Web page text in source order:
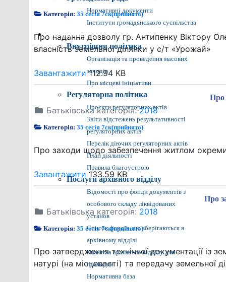
Нормативні документи
Інститути громадянського суспільства
Громадянам
Внутрішня політика
Організація та проведення масових
заходів
Про місцеві ініціативи
Регуляторна політика
Проєкти регуляторних актів
Звіти відстежень результативності
регуляторних актів
Перелік діючих регуляторних актів
План діяльності
Правила благоустрою
Послуги архівного відділу
Відомості про фонди документів з
особового складу ліквідованих
установ
Список фондів, що зберігаються в
архівному відділі
Пам'ятка архівного відділу для
громадян
Нормативна база
Категорія:35 сесія 7ск(прийнято)
Про надання дозволу гр. Антипенку Віктору
власність земельної ділянки у с/т «Урожай»
Завантажити112.94 KB
Про
Батьківська категорія:2018
Категорія:35 сесія 7ск(прийнято)
Про заходи щодо забезпечення житлом
Завантажити 133.59 KB
Про
Батьківська категорія: 2018
Категорія:35 сесія 7ск(прийнято)
Про затвердження технічної документації із
натурі (на місцевості) та передачу земельної